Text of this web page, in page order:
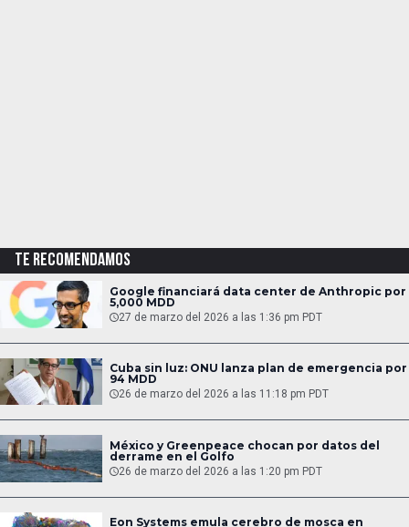
TE RECOMENDAMOS
Google financiará data center de Anthropic por
5,000 MDD
27 de marzo del 2026 a las 1:36 pm PDT
Cuba sin luz: ONU lanza plan de emergencia por
94 MDD
26 de marzo del 2026 a las 11:18 pm PDT
México y Greenpeace chocan por datos del
derrame en el Golfo
26 de marzo del 2026 a las 1:20 pm PDT
Eon Systems emula cerebro de mosca en